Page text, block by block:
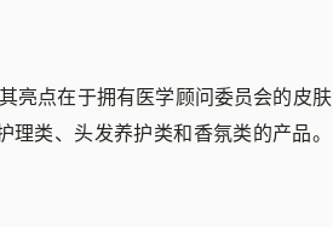
亮点在于拥有医学顾问委员会的皮肤
类、头发养护类和香氛类的产品。